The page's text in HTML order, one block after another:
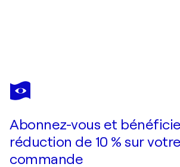
ALEXANDER LUFER
Earth Landscapes (Big Boat)
Abonnez-vous et
réduction de 10 % sur
commande